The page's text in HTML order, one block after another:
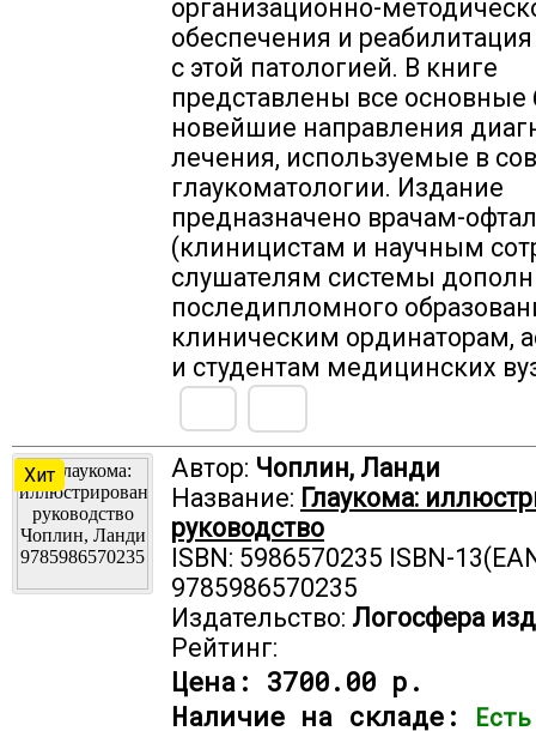
организационно-
обеспечения и
с этой патологией. В книге
представлены все основные
новейшие направления
лечения, используемые в
глаукоматологии. Издание
предназначено врачам-
(клиницистам и научным
слушателям системы
последипломного
клиническим ординаторам,
и студентам медицинских
Хит Автор: Чоплин, Ланди
Название: Глаукома:
руководство
ISBN: 5986570235 ISBN-
9785986570235
Издательство: Логосфера
Рейтинг:
Цена: 3700.00 р.
Наличие на складе: